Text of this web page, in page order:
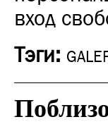
вход
Тэги: